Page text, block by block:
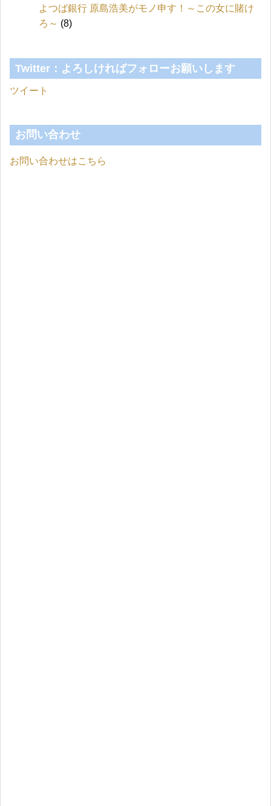
よつば銀行 原島浩美がモノ申す！～この女に賭け
ろ～ (8)
Twitter：よろしければフォローお願いします
ツイート
お問い合わせ
お問い合わせはこちら